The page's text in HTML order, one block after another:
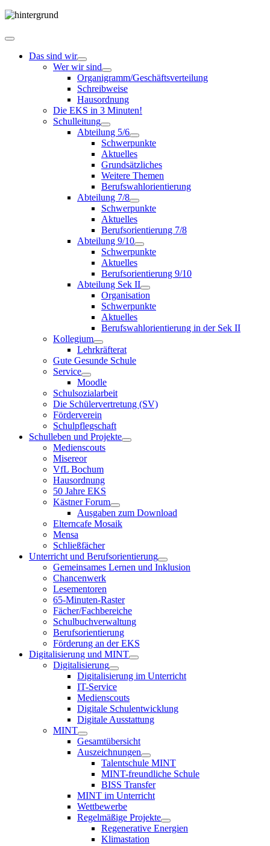
Das sind wir
Wer wir sind
Organigramm/Geschäftsverteilung
Schreibweise
Hausordnung
Die EKS in 3 Minuten!
Schulleitung
Abteilung 5/6
Schwerpunkte
Aktuelles
Grundsätzliches
Weitere Themen
Berufswahlorientierung
Abteilung 7/8
Schwerpunkte
Aktuelles
Berufsorientierung 7/8
Abteilung 9/10
Schwerpunkte
Aktuelles
Berufsorientierung 9/10
Abteilung Sek II
Organisation
Schwerpunkte
Aktuelles
Berufswahlorientierung in der Sek II
Kollegium
Lehrkräfterat
Gute Gesunde Schule
Service
Moodle
Schulsozialarbeit
Die Schülervertretung (SV)
Förderverein
Schulpflegschaft
Schulleben und Projekte
Medienscouts
Misereor
VfL Bochum
Hausordnung
50 Jahre EKS
Kästner Forum
Ausgaben zum Download
Elterncafe Mosaik
Mensa
Schließfächer
Unterricht und Berufsorientierung
Gemeinsames Lernen und Inklusion
Chancenwerk
Lesementoren
65-Minuten-Raster
Fächer/Fachbereiche
Schulbuchverwaltung
Berufsorientierung
Förderung an der EKS
Digitalisierung und MINT
Digitalisierung
Digitalisierung im Unterricht
IT-Service
Medienscouts
Digitale Schulentwicklung
Digitale Ausstattung
MINT
Gesamtübersicht
Auszeichnungen
Talentschule MINT
MINT-freundliche Schule
BISS Transfer
MINT im Unterricht
Wettbewerbe
Regelmäßige Projekte
Regenerative Energien
Klimastation